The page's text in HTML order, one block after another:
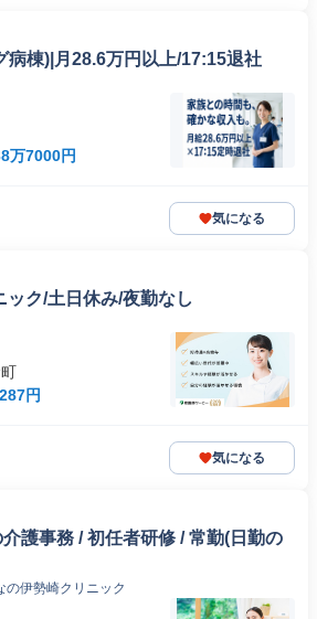
病棟)|月28.6万円以上/17:15退社
万7000円
気になる
ク/土日休み/夜勤なし
円
気になる
護事務 / 初任者研修 / 常勤(日勤の
の伊勢崎クリニック